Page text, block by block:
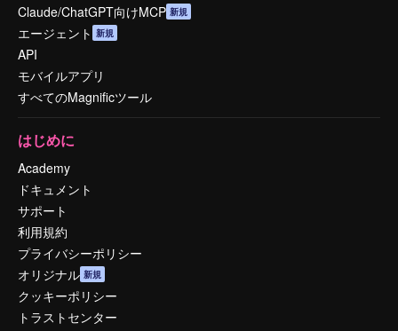
Claude/ChatGPT向けMCP 新規
エージェント 新規
API
モバイルアプリ
すべてのMagnificツール
はじめに
Academy
ドキュメント
サポート
利用規約
プライバシーポリシー
オリジナル 新規
クッキーポリシー
トラストセンター